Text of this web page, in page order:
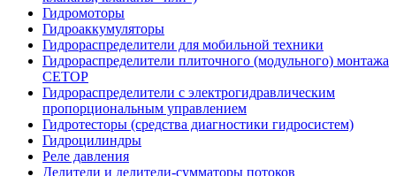
Гидромоторы
Гидроаккумуляторы
Гидрораспределители для мобильной техники
Гидрораспределители плиточного (модульного) монтажа
СЕТОР
Гидрораспределители с электрогидравлическим
пропорциональным управлением
Гидротесторы (средства диагностики гидросистем)
Гидроцилиндры
Реле давления
Делители и делители-сумматоры потоков